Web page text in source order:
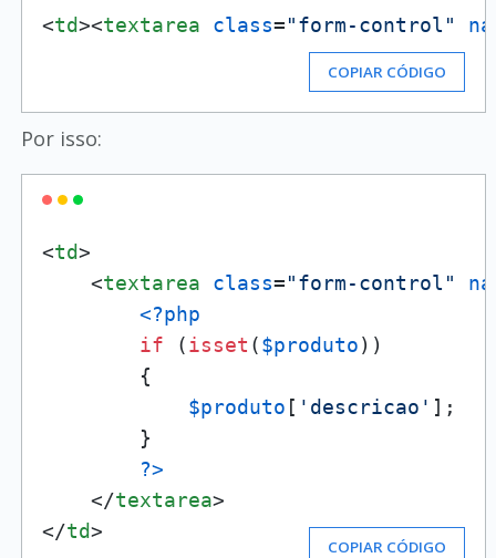
<td><textarea class="form-control"
COPIAR CÓDIGO
Por isso:
<td>
<textarea class="form-control"
<?php
if (isset ($produto))
        {
$produto [ 'descricao' ];
        }
?>
</textarea>
</td>
COPIAR CÓDIGO